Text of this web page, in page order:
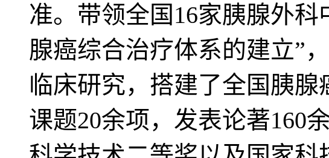
准。带领全国16家胰腺外
腺癌综合治疗体系的建立”
临床研究，搭建了全国胰
课题20余项，发表论著160